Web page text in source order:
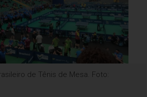
de Tênis de Mesa. Foto: